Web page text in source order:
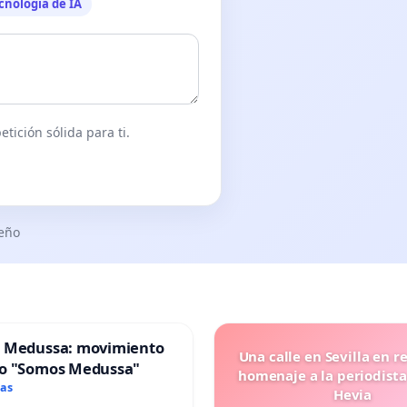
sólida para ti.
Medussa: movimiento
"Somos Medussa"
Una calle en Sevilla en
homenaje a la
Hevia